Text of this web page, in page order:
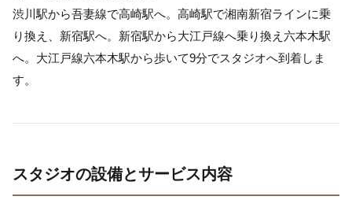
渋川駅から吾妻線で高崎駅へ。高崎駅で湘南新宿ラインに乗
り換え、新宿駅へ。新宿駅から大江戸線へ乗り換え六本木駅
へ。大江戸線六本木駅から歩いて9分でスタジオへ到着しま
す。
スタジオの設備とサービス内容